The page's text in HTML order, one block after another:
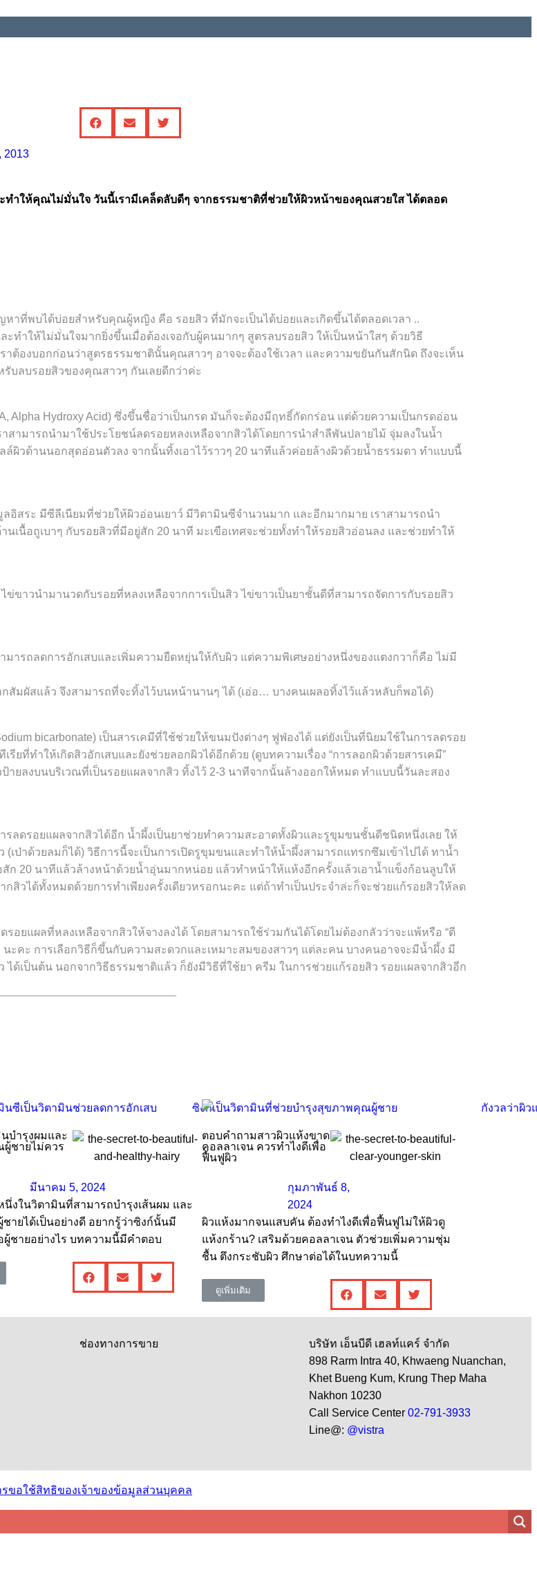
2013
ำให้คุณไม่มั่นใจ วันนี้เรามีเคล็ดลับดีๆ จากธรรมชาติที่ช่วยให้ผิวหน้าของคุณสวยใส ได้ตลอด
าที่พบได้บ่อยสำหรับคุณผู้หญิง คือ รอยสิว ที่มักจะเป็นได้บ่อยและเกิดขึ้นได้ตลอดเวลา ..
ะทำให้ไม่มั่นใจมากยิ่งขึ้นเมื่อต้องเจอกับผู้คนมากๆ สูตรลบรอยสิว ให้เป็นหน้าใสๆ ด้วยวิธี
าต้องบอกก่อนว่าสูตรธรรมชาตินั้นคุณสาวๆ อาจจะต้องใช้เวลา และความขยันกันสักนิด ถึงจะเห็น
บลบรอยสิวของคุณสาวๆ กันเลยดีกว่าค่ะ
Alpha Hydroxy Acid) ซึ่งขึ้นชื่อว่าเป็นกรด มันก็จะต้องมีฤทธิ์กัดกร่อน แต่ด้วยความเป็นกรดอ่อน
สามารถนำมาใช้ประโยชน์ลดรอยหลงเหลือจากสิวได้โดยการนำสำลีพันปลายไม้ จุ่มลงในน้ำ
ผิวด้านนอกสุดอ่อนตัวลง จากนั้นทิ้งเอาไว้ราวๆ 20 นาทีแล้วค่อยล้างผิวด้วยน้ำธรรมดา ทำแบบนี้
สระ มีซีลีเนียมที่ช่วยให้ผิวอ่อนเยาว์ มีวิตามินซีจำนวนมาก และอีกมากมาย เราสามารถนำ
นเนื้อถูเบาๆ กับรอยสิวที่มีอยู่สัก 20 นาที มะเขือเทศจะช่วยทั้งทำให้รอยสิวอ่อนลง และช่วยทำให้
ขาวนำมานวดกับรอยที่หลงเหลือจากการเป็นสิว ไข่ขาวเป็นยาชั้นดีที่สามารถจัดการกับรอยสิว
มารถลดการอักเสบและเพิ่มความยืดหยุ่นให้กับผิว แต่ความพิเศษอย่างหนึ่งของแตงกวาก็คือ ไม่มี
สัมผัสแล้ว จึงสามารถที่จะทิ้งไว้บนหน้านานๆ ได้ (เอ่อ… บางคนเผลอทิ้งไว้แล้วหลับก็พอได้)
bicarbonate) เป็นสารเคมีที่ใช้ช่วยให้ขนมปังต่างๆ ฟูฟ่องได้ แต่ยังเป็นที่นิยมใช้ในการลดรอย
ที่ทำให้เกิดสิวอักเสบและยังช่วยลอกผิวได้อีกด้วย (ดูบทความเรื่อง “การลอกผิวด้วยสารเคมี”
ยลงบนบริเวณที่เป็นรอยแผลจากสิว ทิ้งไว้ 2-3 นาทีจากนั้นล้างออกให้หมด ทำแบบนี้วันละสอง
ลดรอยแผลจากสิวได้อีก น้ำผึ้งเป็นยาช่วยทำความสะอาดทั้งผิวและรูขุมขนชั้นดีชนิดหนึ่งเลย ให้
ป่าด้วยลมก็ได้) วิธีการนี้จะเป็นการเปิดรูขุมขนและทำให้น้ำผึ้งสามารถแทรกซึมเข้าไปได้ ทาน้ำ
ก 20 นาทีแล้วล้างหน้าด้วยน้ำอุ่นมากหน่อย แล้วทำหน้าให้แห้งอีกครั้งแล้วเอาน้ำแข็งก้อนลูบให้
วได้ทั้งหมดด้วยการทำเพียงครั้งเดียวหรอกนะคะ แต่ถ้าทำเป็นประจำล่ะก็จะช่วยแก้รอยสิวให้ลด
อยแผลที่หลงเหลือจากสิวให้จางลงได้ โดยสามารถใช้ร่วมกันได้โดยไม่ต้องกลัวว่าจะแพ้หรือ “ตี
ะคะ การเลือกวิธีก็ขึ้นกับความสะดวกและเหมาะสมของสาวๆ แต่ละคน บางคนอาจจะมีน้ำผึ้ง มี
ได้เป็นต้น นอกจากวิธีธรรมชาติแล้ว ก็ยังมีวิธีที่ใช้ยา ครีม ในการช่วยแก้รอยสิว รอยแผลจากสิวอีก
นบำรุงผมและ
ชายไม่ควร
มีนาคม 5, 2024
นึ่งในวิตามินที่สามารถบำรุงเส้นผม และ
ายได้เป็นอย่างดี อยากรู้ว่าซิงก์นั้นมี
ผู้ชายอย่างไร บทความนี้มีคำตอบ
ตอบคำถามสาวผิวแห้งขาด
คอลลาเจน ควรทําไงดีเพื่อ
ฟื้นฟูผิว
กุมภาพันธ์ 8,
2024
ผิวแห้งมากจนแสบคัน ต้องทำไงดีเพื่อฟื้นฟูไม่ให้ผิวดู
แห้งกร้าน? เสริมด้วยคอลลาเจน ตัวช่วยเพิ่มความชุ่ม
ชื้น ตึงกระชับผิว ศึกษาต่อได้ในบทความนี้
ดูเพิ่มเติม
ช่องทางการขาย
บริษัท เอ็นบีดี เฮลท์แคร์ จำกัด
898 Rarm Intra 40, Khwaeng Nuanchan,
Khet Bueng Kum, Krung Thep Maha
Nakhon 10230
Call Service Center 02-791-3933
Line@: @vistra
ขอใช้สิทธิของเจ้าของข้อมูลส่วนบุคคล